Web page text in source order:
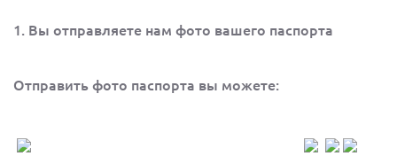
1. Вы отправляете нам фото вашего паспорта
Отправить фото паспорта вы можете: